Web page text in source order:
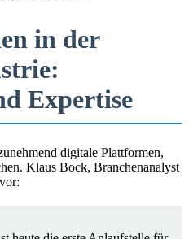
in der
Expertise
digitale Plattformen,
Klaus Bock, Branchenanalyst